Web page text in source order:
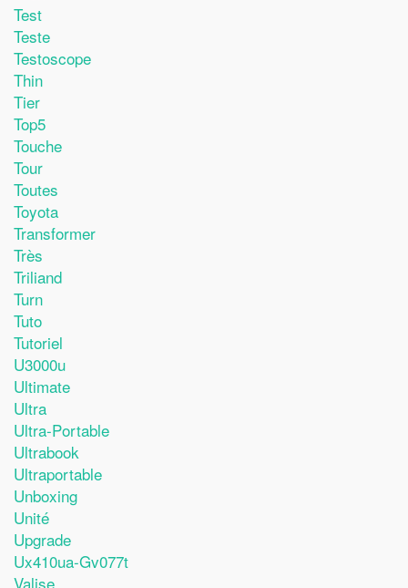
Test
Teste
Testoscope
Thin
Tier
Top5
Touche
Tour
Toutes
Toyota
Transformer
Très
Triliand
Turn
Tuto
Tutoriel
U3000u
Ultimate
Ultra
Ultra-Portable
Ultrabook
Ultraportable
Unboxing
Unité
Upgrade
Ux410ua-Gv077t
Valise